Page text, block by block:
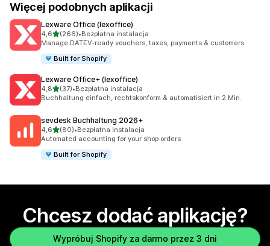
Więcej podobnych aplikacji
Lexware Office (lexoffice)
4,6na 5 gwiazdek
(266)
Łączna liczba recenzji: 266
•Bezpłatna instalacja
Manage DATEV-ready vouchers, taxes, payments & customers
Built for Shopify
Lexware Office+ (lexoffice)
4,8na 5 gwiazdek
(37)
Łączna liczba recenzji: 37
•Bezpłatna instalacja
Buchhaltung einfach, rechtskonform & automatisiert in 2 Min.
sevdesk Buchhaltung 2026+
4,6na 5 gwiazdek
(80)
Łączna liczba recenzji: 80
•Bezpłatna instalacja
Automated accounting for your shop orders
Built for Shopify
Chcesz dodać aplikację?
Wypróbuj Shopify za darmo przez 3 dni